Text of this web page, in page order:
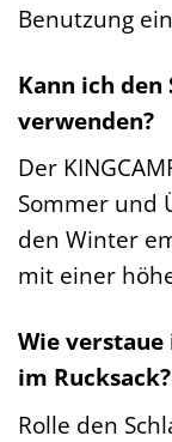
Benutzung
Kann ich
verwenden?
Der
Sommer und
den Winter
mit einer
Wie verstaue
im Rucksack?
Rolle den